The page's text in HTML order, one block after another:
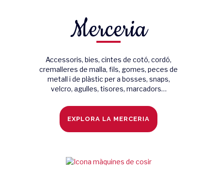
Merceria
Accessoris, bies, cintes de cotó, cordó,
cremalleres de malla, fils, gomes, peces de
metall i de plàstic per a bosses, snaps,
velcro, agulles, tisores, marcadors…
EXPLORA LA MERCERIA